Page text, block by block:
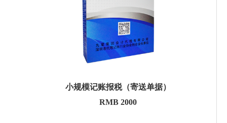
小规模记账报税（寄送单据）
RMB 2000